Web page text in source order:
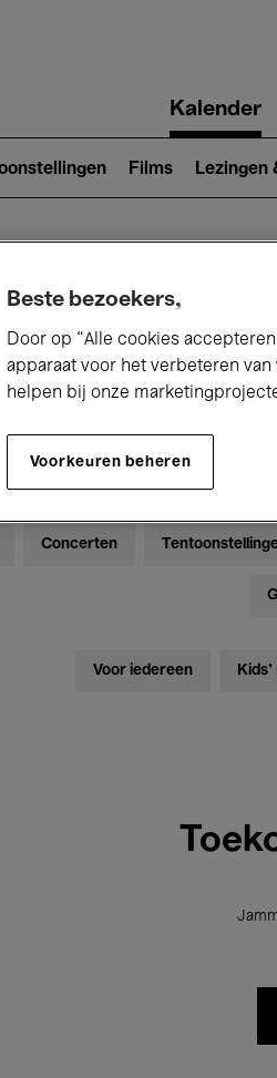
navigationKalender
Films Lezingen
Concerten
Voor iedereen
Beste bezoekers,
Door op “Alle cookies
apparaat voor het verbeteren
helpen bij onze
Voorkeuren beheren